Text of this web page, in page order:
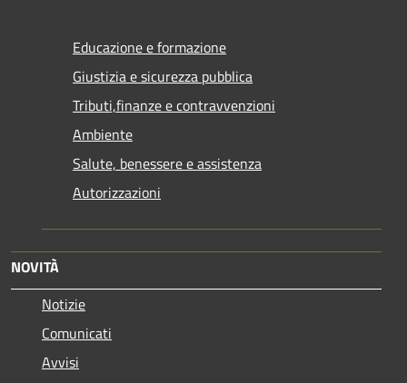
Educazione e formazione
Giustizia e sicurezza pubblica
Tributi,finanze e contravvenzioni
Ambiente
Salute, benessere e assistenza
Autorizzazioni
NOVITÀ
Notizie
Comunicati
Avvisi